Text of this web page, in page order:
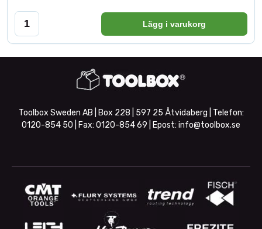
Lägg i varukorg
Toolbox Sweden AB | Box 228 | 597 25 Åtvidaberg | Telefon:
0120-854 50 | Fax: 0120-854 69 | Epost: info@toolbox.se